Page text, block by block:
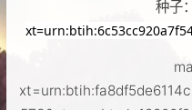
种子：